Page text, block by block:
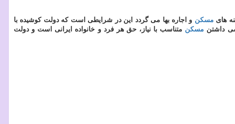
های مسكن و اجاره بها می گردد این در شرایطی است كه دولت كوشیده با
داشتن مسكن متناسب با نیاز، حق هر فرد و خانواده ایرانی است و دولت